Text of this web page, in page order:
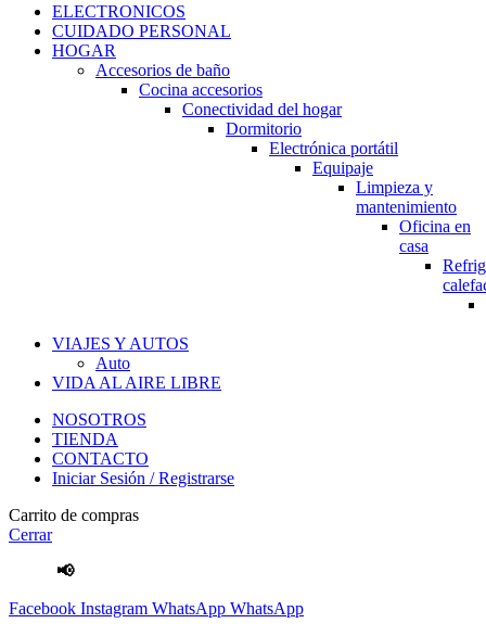
ELECTRONICOS
CUIDADO PERSONAL
HOGAR
Accesorios de baño
Cocina accesorios
Conectividad del hogar
Dormitorio
Electrónica portátil
Equipaje
Limpieza y
mantenimiento
Oficina en
casa
VIAJES Y AUTOS
Auto
VIDA AL AIRE LIBRE
NOSOTROS
TIENDA
CONTACTO
Iniciar Sesión / Registrarse
Carrito de compras
Cerrar
📢
Facebook Instagram WhatsApp WhatsApp